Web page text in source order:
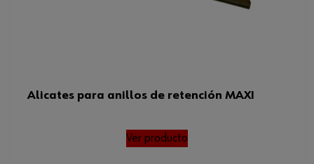
Alicates para anillos de retención MAXI
Ver producto